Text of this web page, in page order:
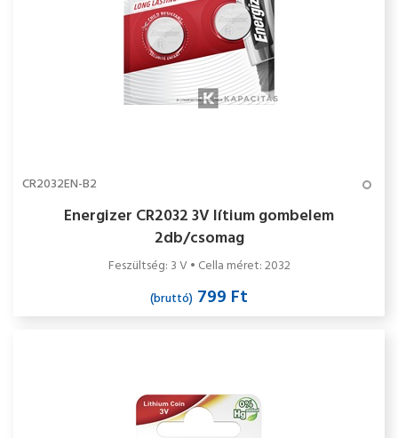
CR2032EN-B2
Energizer CR2032 3V lítium gombelem
2db/csomag
Feszültség: 3 V • Cella méret: 2032
(bruttó) 799 Ft